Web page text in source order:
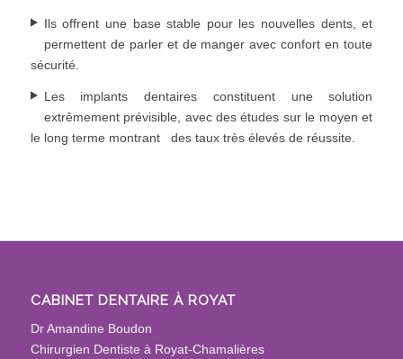
Ils offrent une base stable pour les nouvelles dents, et
permettent de parler et de manger avec confort en toute
sécurité.
Les implants dentaires constituent une solution
extrêmement prévisible, avec des études sur le moyen et
le long terme montrant des taux très élevés de réussite.
CABINET DENTAIRE À ROYAT
Dr Amandine Boudon
Chirurgien Dentiste à Royat-Chamalières